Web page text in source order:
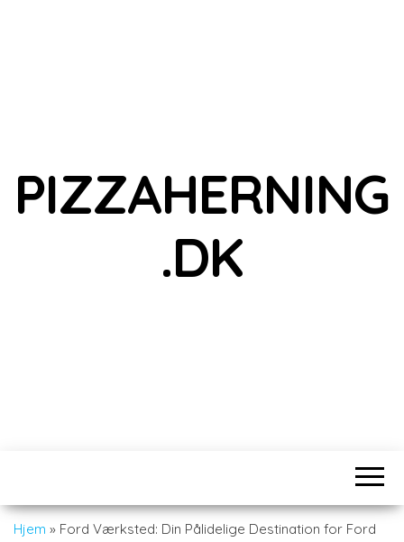
PIZZAHERNING
.DK
Hjem » Ford Værksted: Din Pålidelige Destination for Ford